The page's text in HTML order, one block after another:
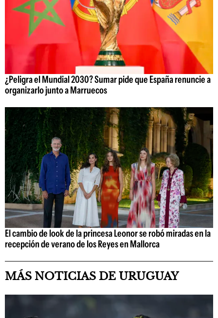
¿Peligra el Mundial 2030? Sumar pide que España renuncie a
organizarlo junto a Marruecos
El cambio de look de la princesa Leonor se robó miradas en la
recepción de verano de los Reyes en Mallorca
MÁS NOTICIAS DE URUGUAY